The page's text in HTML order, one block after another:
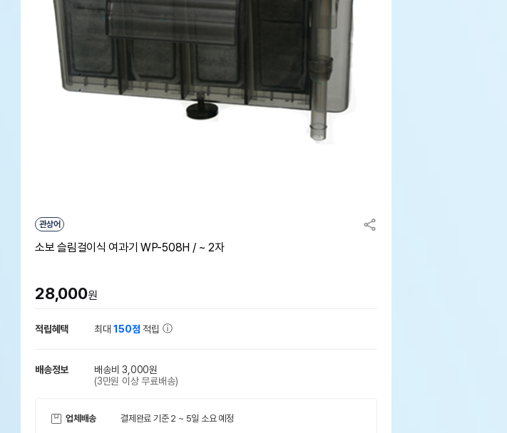
관상어
소보 슬림걸이식 여과기 WP-508H / ~ 2자
28,000원
적립혜택 최대150점 적립
배송정보
배송비 3,000원
(3만원 이상 무료배송)
업체배송 결제완료 기준 2 ~ 5일 소요 예정